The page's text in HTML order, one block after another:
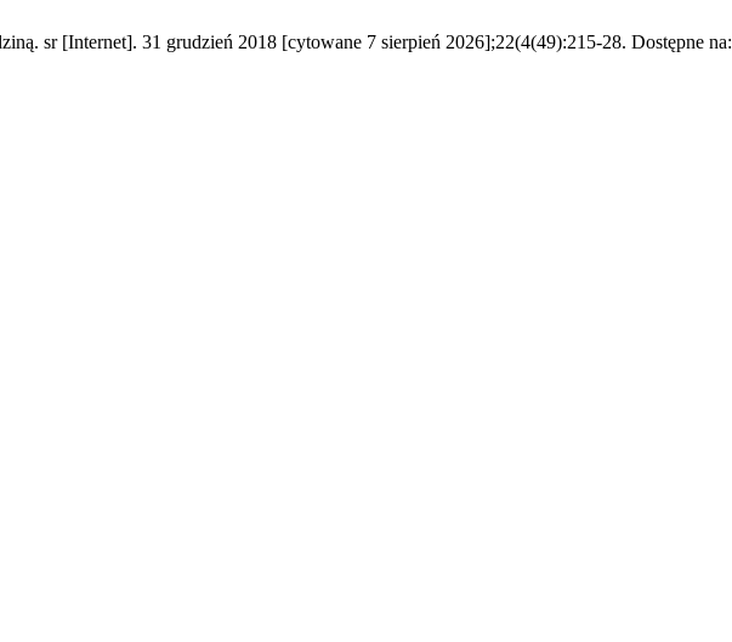
sr [Internet]. 31 grudzień 2018 [cytowane 7 sierpień 2026];22(4(49):215-28. Dostępne na: